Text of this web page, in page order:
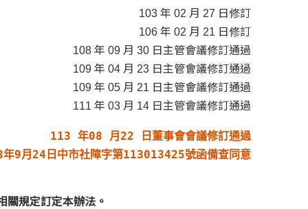
103 年 02 月 27 日修訂
106 年 02 月 21 日修訂
108 年 09 月 30 日主管會議修訂通過
109 年 04 月 23 日主管會議修訂通過
109 年 05 月 21 日主管會議修訂通過
111 年 03 月 14 日主管會議修訂通過
113 年08 月22 日董事會會議修訂通過
年9月24日中市社障字第113013425號函備查同意
關規定訂定本辦法。